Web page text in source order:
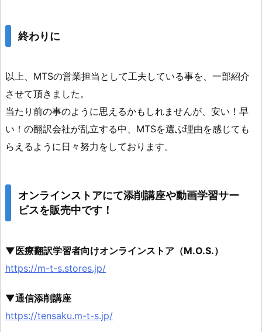
終わりに
以上、MTSの営業担当として工夫している事を、一部紹介
させて頂きました。
当たり前の事のように思えるかもしれませんが、安い！早
い！の翻訳会社が乱立する中、MTSを選ぶ理由を感じても
らえるように日々努力をしております。
オンラインストアにて添削講座や動画学習サー
ビスを販売中です！
▼医療翻訳学習者向けオンラインストア（M.O.S.）
https://m-t-s.stores.jp/
▼通信添削講座
https://tensaku.m-t-s.jp/